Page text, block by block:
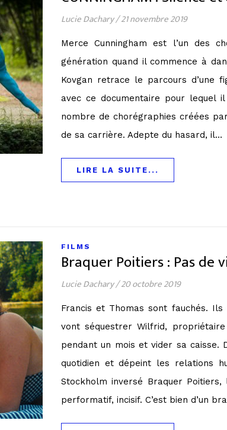
Lucie Dachary/21 novembre 2019
Merce Cunningham est l’un des
génération quand il commence à
Kovgan retrace le parcours d’une
avec ce documentaire pour lequel
nombre de chorégraphies créées
de sa carrière. Adepte du hasard, il…
LIRE LA SUITE...
FILMS
Braquer Poitiers : Pas de
Lucie Dachary/20 octobre 2019
Francis et Thomas sont fauchés.
vont séquestrer Wilfrid,
pendant un mois et vider sa caisse.
quotidien et dépeint les relations
Stockholm inversé Braquer
performatif, incisif. C’est bien d’un